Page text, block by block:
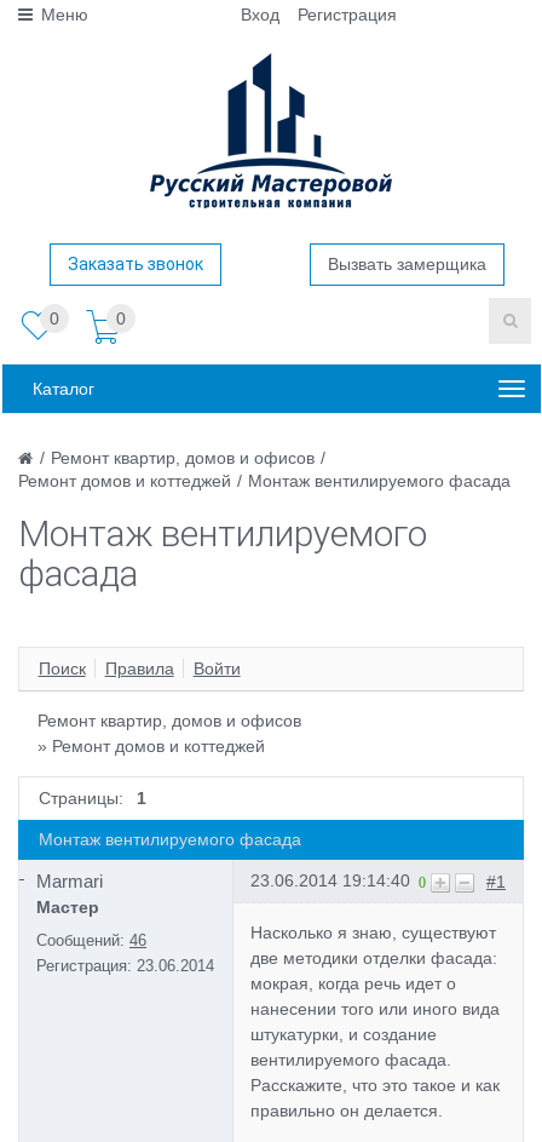
Меню Вход Регистрация
Заказать звонок Вызвать замерщика
0 0
Каталог
/ Ремонт квартир, домов и офисов /
Ремонт домов и коттеджей / Монтаж вентилируемого фасада
Монтаж вентилируемого
фасада
Поиск Правила Войти
Ремонт квартир, домов и офисов
» Ремонт домов и коттеджей
Страницы: 1
Монтаж вентилируемого фасада
Marmari
Мастер
Сообщений: 46
Регистрация: 23.06.2014
#1
0
23.06.2014 19:14:40
Насколько я знаю, существуют
две методики отделки фасада:
мокрая, когда речь идет о
нанесении того или иного вида
штукатурки, и создание
вентилируемого фасада.
Расскажите, что это такое и как
правильно он делается.